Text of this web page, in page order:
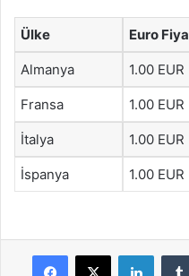
Ülke Euro
Almanya 1.00 EUR
Fransa 1.00 EUR
İtalya 1.00 EUR
İspanya 1.00 EUR
Facebook
X